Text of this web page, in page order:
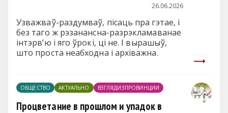
26.06.2026
Узважваў-раздумваў, пісаць пра гэтае, і
без таго ж рэзанансна-разрэкламаванае
інтэрв’ю і яго ўрокі, ці не. І вырашыў,
што проста неабходна і архіважна.
ОБЩЕСТВО АКТУАЛЬНО ВЗГЛЯДИЗПРОВИНЦИИ
Процветание в прошлом и упадок в